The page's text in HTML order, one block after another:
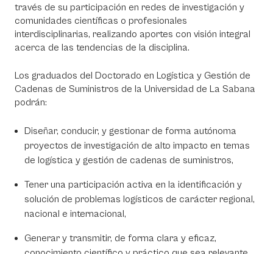
través de su participación en redes de investigación y
comunidades científicas o profesionales
interdisciplinarias, realizando aportes con visión integral
acerca de las tendencias de la disciplina.
Los graduados del Doctorado en Logística y Gestión de
Cadenas de Suministros de la Universidad de La Sabana
podrán:
Diseñar, conducir, y gestionar de forma autónoma
proyectos de investigación de alto impacto en temas
de logística y gestión de cadenas de suministros,
Tener una participación activa en la identificación y
solución de problemas logísticos de carácter regional,
nacional e internacional,
Generar y transmitir, de forma clara y eficaz,